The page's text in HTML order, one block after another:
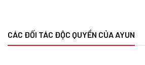
CÁC ĐỐI TÁC ĐỘC QUYỀN CỦA AYUN